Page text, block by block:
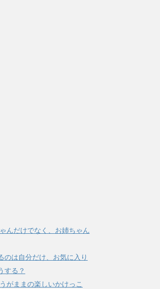
んだけでなく、お姉ちゃん
のは自分だけ、お気に入り
する？
がままの楽しいかけっこ